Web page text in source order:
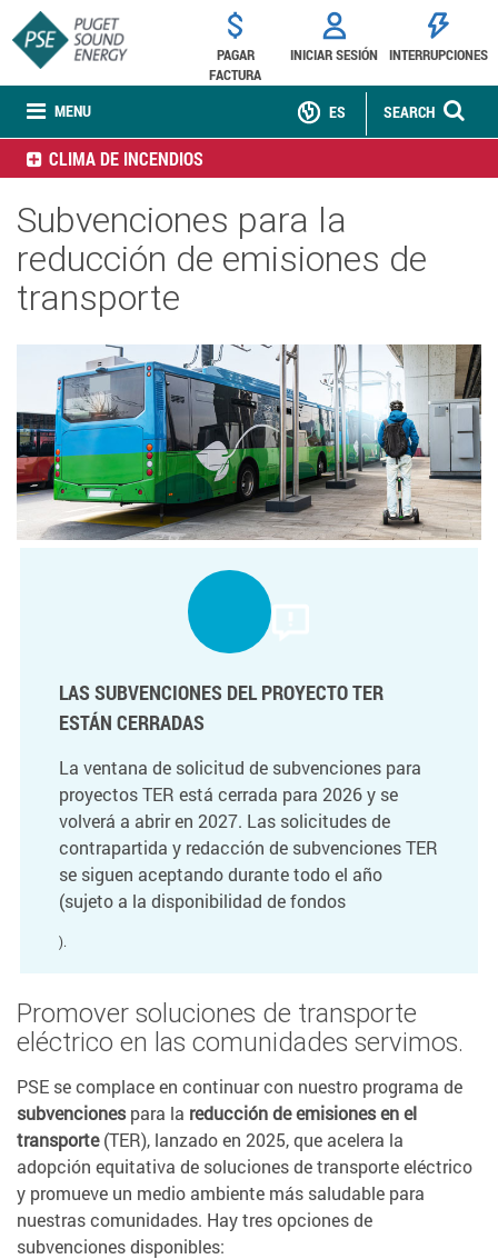
MENU
PAGAR
FACTURA
INICIAR SESIÓN INTERRUPCIONES
SEARCH
ES
CLIMA DE INCENDIOS
Subvenciones para la
reducción de emisiones de
transporte
LAS SUBVENCIONES DEL PROYECTO TER
ESTÁN CERRADAS
La ventana de solicitud de subvenciones para
proyectos TER está cerrada para 2026 y se
volverá a abrir en 2027. Las solicitudes de
contrapartida y redacción de subvenciones TER
se siguen aceptando durante todo el año
(sujeto a la disponibilidad de fondos
).
Promover soluciones de transporte
eléctrico en las comunidades servimos.
PSE se complace en continuar con nuestro programa de
subvencionespara la reducción de emisiones en el
transporte(TER), lanzado en 2025, que acelera la
adopción equitativa de soluciones de transporte eléctrico
y promueve un medio ambiente más saludable para
nuestras comunidades. Hay tres opciones de
subvenciones disponibles: